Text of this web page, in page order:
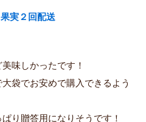
実２回配送
味しかったです！
袋でお安めで購入できるよう
り贈答用になりそうです！